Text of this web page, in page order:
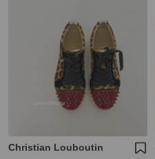
Christian Louboutin